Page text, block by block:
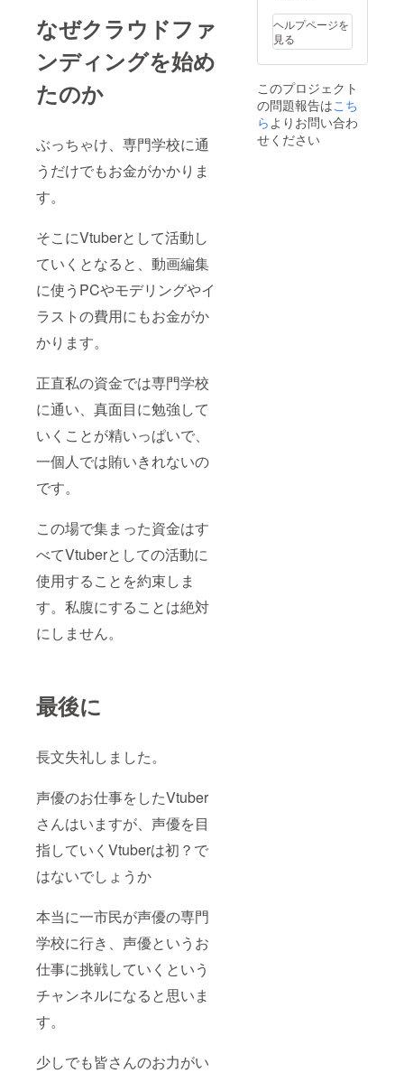
なぜクラウドファ
ンディングを始め
たのか
ぶっちゃけ、専門学校に通
うだけでもお金がかかりま
す。
そこにVtuberとして活動し
ていくとなると、動画編集
に使うPCやモデリングやイ
ラストの費用にもお金がか
かります。
正直私の資金では専門学校
に通い、真面目に勉強して
いくことが精いっぱいで、
一個人では賄いきれないの
です。
この場で集まった資金はす
べてVtuberとしての活動に
使用することを約束しま
す。私腹にすることは絶対
にしません。
最後に
長文失礼しました。
声優のお仕事をしたVtuber
さんはいますが、声優を目
指していくVtuberは初？で
はないでしょうか
本当に一市民が声優の専門
学校に行き、声優というお
仕事に挑戦していくという
チャンネルになると思いま
す。
少しでも皆さんのお力がい
ヘルプページを
見る
このプロジェクト
の問題報告はこち
ら よりお問い合わ
せください